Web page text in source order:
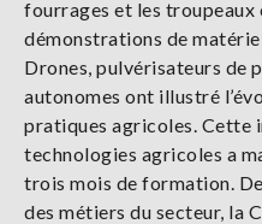
fourrages et les troupeaux
démonstrations de
Drones, pulvérisateurs de
autonomes ont illustré
pratiques agricoles. Cette
technologies agricoles a
trois mois de formation.
des métiers du secteur, la